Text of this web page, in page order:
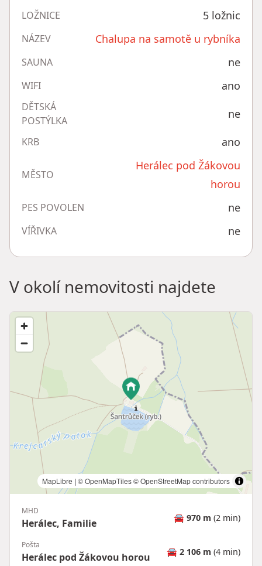
LOŽNICE 5 ložnic
NÁZEV Chalupa na samotě u rybníka
SAUNA ne
WIFI ano
DĚTSKÁ
POSTÝLKA
ne
KRB ano
MĚSTO
Herálec pod Žákovou
horou
PES POVOLEN ne
VÍŘIVKA ne
V okolí nemovitosti najdete
MapLibre | © OpenMapTiles© OpenStreetMap contributors
MHD
Herálec, Familie 🚘 970 m (2 min)
Pošta
Herálec pod Žákovou horou 🚘 2 106 m (4 min)